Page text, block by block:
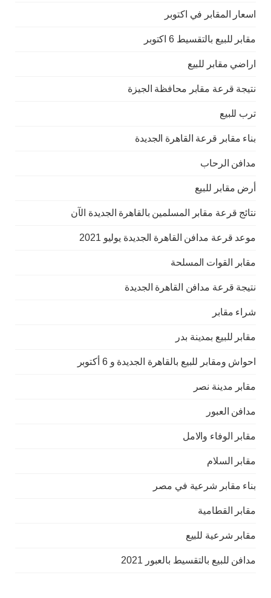
اسعار المقابر في اكتوبر
مقابر للبيع بالتقسيط 6 اكتوبر
اراضي مقابر للبيع
نتيجة قرعة مقابر محافظة الجيزة
ترب للبيع
بناء مقابر قرعة القاهرة الجديدة
مدافن الرحاب
أرض مقابر للبيع
نتائج قرعة مقابر المسلمين بالقاهرة الجديدة الآن
موعد قرعة مدافن القاهرة الجديدة يوليو 2021
مقابر القوات المسلحة
نتيجة قرعة مدافن القاهرة الجديدة
شراء مقابر
مقابر للبيع بمدينة بدر
احواش ومقابر للبيع بالقاهرة الجديدة و 6 أكتوبر
مقابر مدينة نصر
مدافن العبور
مقابر الوفاء والامل
مقابر السلام
بناء مقابر شرعية في مصر
مقابر القطامية
مقابر شرعية للبيع
مدافن للبيع بالتقسيط بالعبور 2021